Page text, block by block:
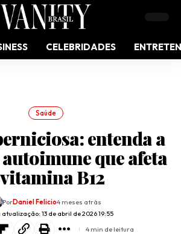
CELEBRIDADES
Saúde
entenda a
que afeta
B12
13 de abril de 2026 19:55
PorDaniel Felicio4 meses atrás
4 min de leitura